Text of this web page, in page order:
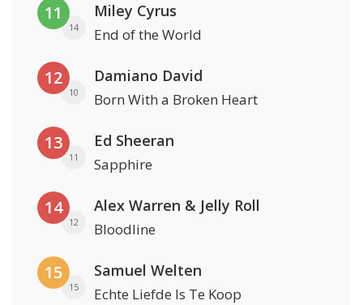
11
14
Miley Cyrus
End of the World
12
10
Damiano David
Born With a Broken Heart
13
11
Ed Sheeran
Sapphire
14
12
Alex Warren & Jelly Roll
Bloodline
15
15
Samuel Welten
Echte Liefde Is Te Koop